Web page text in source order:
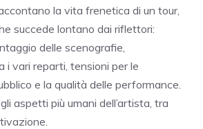
la vita frenetica di un tour,
succede lontano dai riflettori:
delle scenografie,
i vari reparti, tensioni per le
e la qualità delle performance.
aspetti più umani dell’artista, tra